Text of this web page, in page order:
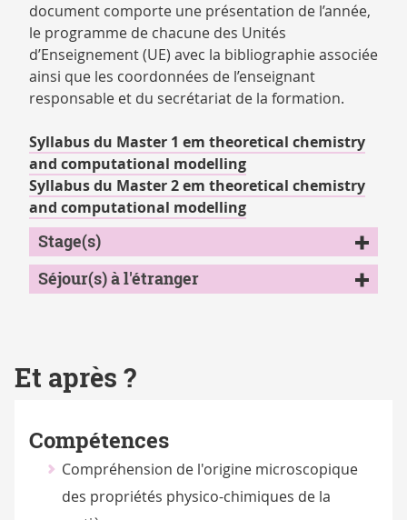
document comporte une présentation de l’année,
le programme de chacune des Unités
d’Enseignement (UE) avec la bibliographie associée
ainsi que les coordonnées de l’enseignant
responsable et du secrétariat de la formation.
Syllabus du Master 1 em theoretical chemistry
and computational modelling
Syllabus du Master 2 em theoretical chemistry
and computational modelling
Stage(s)
Séjour(s) à l'étranger
Et après ?
Compétences
Compréhension de l'origine microscopique
des propriétés physico-chimiques de la